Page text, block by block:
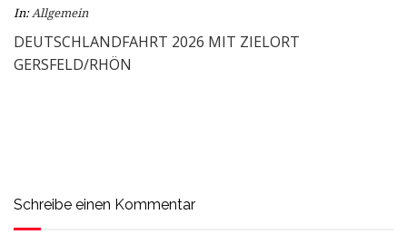
In: Allgemein
DEUTSCHLANDFAHRT 2026 MIT ZIELORT
GERSFELD/RHÖN
Schreibe einen Kommentar